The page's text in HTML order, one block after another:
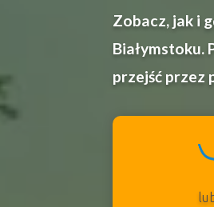
Zobacz, jak i
Białymstoku.
przejść przez